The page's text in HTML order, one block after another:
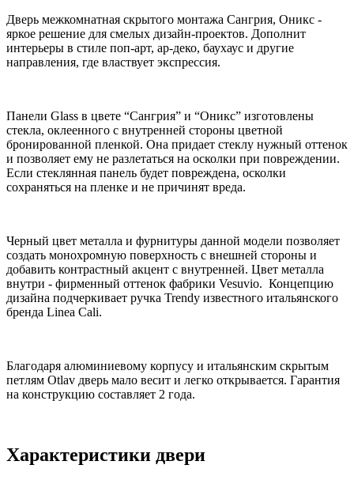
Дверь межкомнатная скрытого монтажа Сангрия, Оникс -
яркое решение для смелых дизайн-проектов. Дополнит
интерьеры в стиле поп-арт, ар-деко, баухаус и другие
направления, где властвует экспрессия.
Панели Glass в цвете “Сангрия” и “Оникс” изготовлены
стекла, оклеенного с внутренней стороны цветной
бронированной пленкой. Она придает стеклу нужный оттенок
и позволяет ему не разлетаться на осколки при повреждении.
Если стеклянная панель будет повреждена, осколки
сохраняться на пленке и не причинят вреда.
Черный цвет металла и фурнитуры данной модели позволяет
создать монохромную поверхность с внешней стороны и
добавить контрастный акцент с внутренней. Цвет металла
внутри - фирменный оттенок фабрики Vesuvio. Концепцию
дизайна подчеркивает ручка Trendy известного итальянского
бренда Linea Cali.
Благодаря алюминиевому корпусу и итальянским скрытым
петлям Otlav дверь мало весит и легко открывается. Гарантия
на конструкцию составляет 2 года.
Характеристики двери